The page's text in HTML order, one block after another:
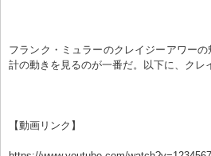
フランク・ミュラーのクレイジーアワー
計の動きを見るのが一番だ。以下に、ク
【動画リンク】